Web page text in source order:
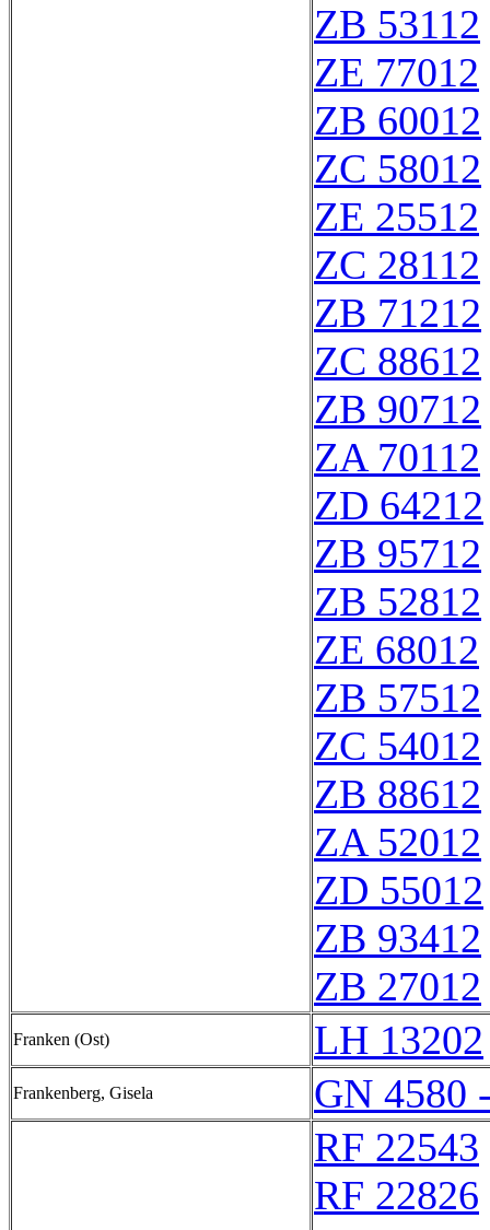
ZB 53112
ZE 77012
ZB 60012
ZC 58012
ZE 25512
ZC 28112
ZB 71212
ZC 88612
ZB 90712
ZA 70112
ZD 64212
ZB 95712
ZB 52812
ZE 68012
ZB 57512
ZC 54012
ZB 88612
ZA 52012
ZD 55012
ZB 93412
ZB 27012
Franken (Ost) LH 13202
Frankenberg, Gisela
GN 4580
RF 22543
RF 22826